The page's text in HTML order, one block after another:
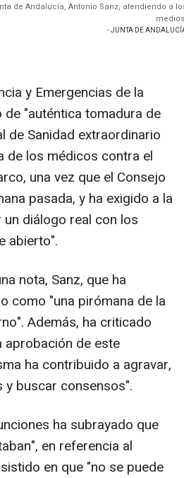
de Andalucía, Antonio Sanz, atendiendo a
- JUNTA DE
y Emergencias de la
"auténtica tomadura de
de Sanidad extraordinario
de los médicos contra el
una vez que el Consejo
pasada, y ha exigido a la
diálogo real con los
abierto".
nota, Sanz, que ha
como "una pirómana de la
Además, ha criticado
aprobación de este
ha contribuido a agravar,
buscar consensos".
ha subrayado que
en referencia al
en que "no se puede